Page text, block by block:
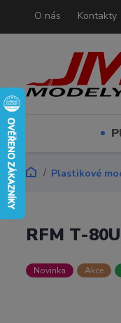
O nás Kontakty
Plastikové
RFM T-
Novinka Akce